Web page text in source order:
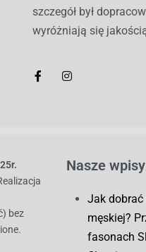
szczegół był
wyróżniają się
bez
Nasze wpisy
Jak
męskiej?
fasonach